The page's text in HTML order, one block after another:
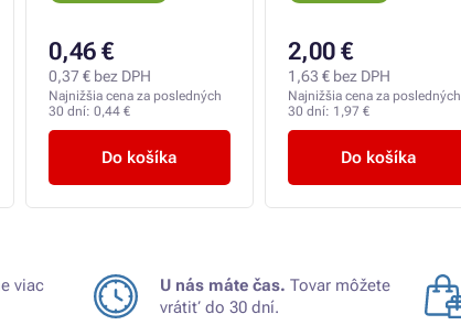
0,46 €
0,37 € bez DPH
Najnižšia cena za posledných
30 dní: 0,44 €
Do košíka
2,00 €
1,63 € bez DPH
Najnižšia cena za posledných
30 dní: 1,97 €
Do košíka
viac
U nás máte čas. Tovar môžete
vrátiť do 30 dní.